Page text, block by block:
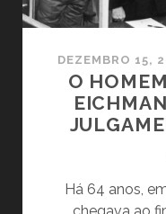
DEZEMBRO 15,
O
Há 64 anos,